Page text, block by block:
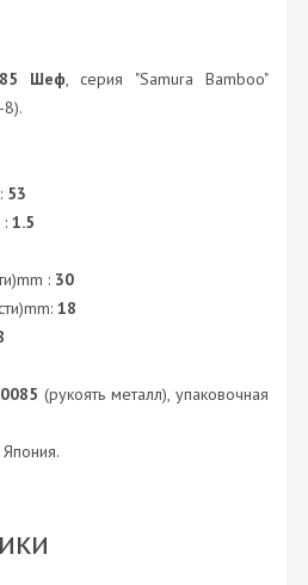
Шеф, серия "Samura Bamboo"
53
1.5
: 30
18
(рукоять металл), упаковочная
Япония.